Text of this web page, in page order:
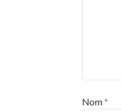
Nom *